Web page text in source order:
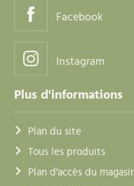
Facebook
Instagram
Plus d'informations
Plan du site
Tous les produits
Plan d'accès du